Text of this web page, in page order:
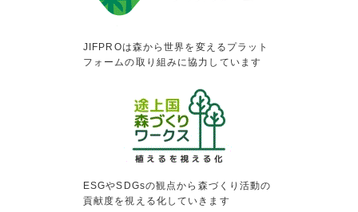
JIFPROは森から世界を変えるプラット
フォームの取り組みに協力しています
ESGやSDGsの観点から森づくり活動の
貢献度を視える化していきます